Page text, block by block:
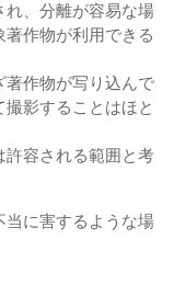
れ、分離が容易な場
作物が利用できる
著作物が写り込んで
影することはほと
許容される範囲と考
当に害するような場